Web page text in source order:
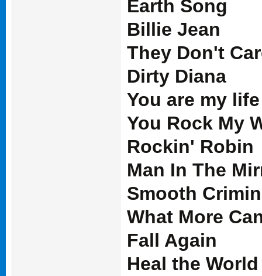
Earth Song
Billie Jean
They Don't
Dirty Diana
You are my life
You Rock My
Rockin' Robin
Man In The
Smooth
What More
Fall Again
Heal the World